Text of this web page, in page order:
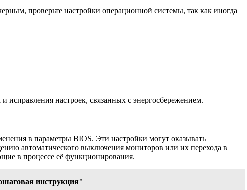
проверьте настройки операционной системы, так как иногда
исправления настроек, связанных с энергосбережением.
в параметры BIOS. Эти настройки могут оказывать
автоматического выключения мониторов или их перехода в
в процессе её функционирования.
инструкция"